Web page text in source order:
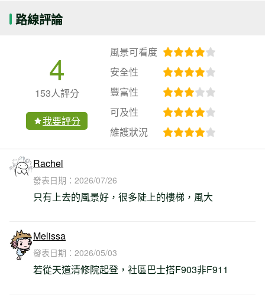
路線評論
4
153人評分
我要評分
風景可看度
安全性
豐富性
可及性
維護狀況
Rachel
發表日期： 2026/07/26
只有上去的風景好，很多陡上的樓梯，風大
Melissa
發表日期： 2026/05/03
若從天道清修院起登，社區巴士搭F903非F911